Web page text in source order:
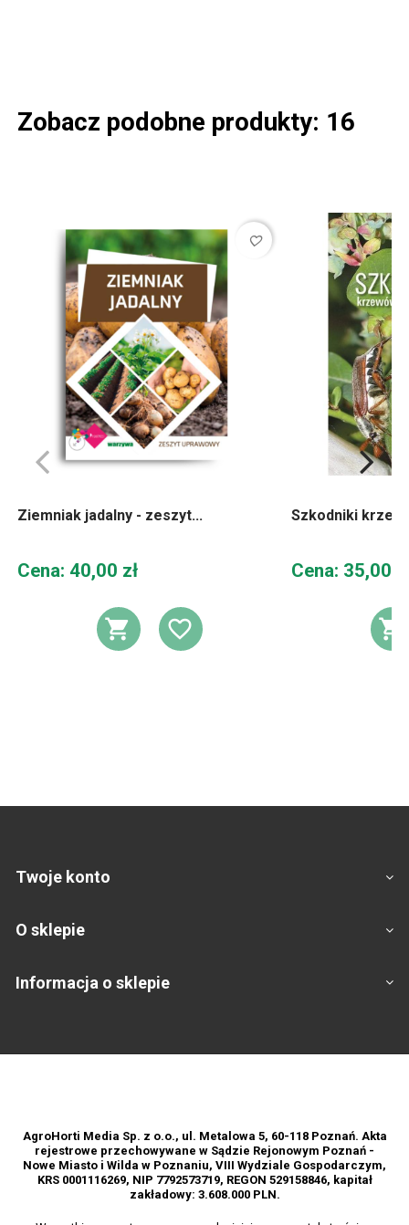
Zobacz podobne produkty: 16
favorite_border
Ziemniak jadalny - zeszyt...
Cena
Cena: 40,00 zł
DODAJ DO KOSZYKA
DODAJ DO
Szkodniki
Cena
Cena: 35,00
Twoje konto
O sklepie
Informacja o sklepie
AgroHorti Media Sp. z o.o., ul. Metalowa 5, 60-118 Poznań. Akta
rejestrowe przechowywane w Sądzie Rejonowym Poznań -
Nowe Miasto i Wilda w Poznaniu, VIII Wydziale Gospodarczym,
KRS 0001116269, NIP 7792573719, REGON 529158846, kapitał
zakładowy: 3.608.000 PLN.